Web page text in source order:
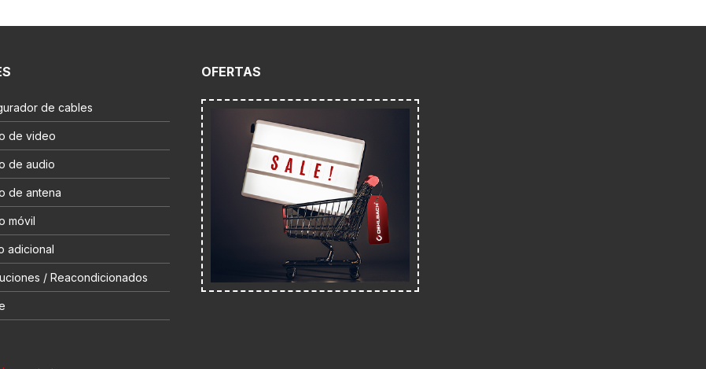
de cables
de video
de audio
de antena
móvil
adicional
/ Reacondicionados
OFERTAS